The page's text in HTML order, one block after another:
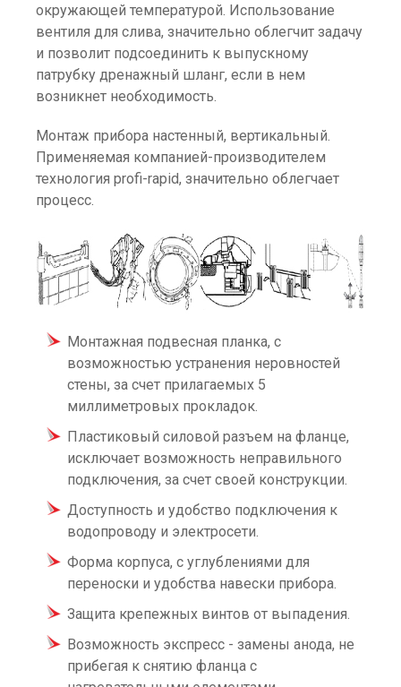
окружающей температурой. Использование
вентиля для слива, значительно облегчит задачу
и позволит подсоединить к выпускному
патрубку дренажный шланг, если в нем
возникнет необходимость.
Монтаж прибора настенный, вертикальный.
Применяемая компанией-производителем
технология profi-rapid, значительно облегчает
процесс.
Монтажная подвесная планка, с
возможностью устранения неровностей
стены, за счет прилагаемых 5
миллиметровых прокладок.
Пластиковый силовой разъем на фланце,
исключает возможность неправильного
подключения, за счет своей конструкции.
Доступность и удобство подключения к
водопроводу и электросети.
Форма корпуса, с углублениями для
переноски и удобства навески прибора.
Защита крепежных винтов от выпадения.
Возможность экспресс - замены анода, не
прибегая к снятию фланца с